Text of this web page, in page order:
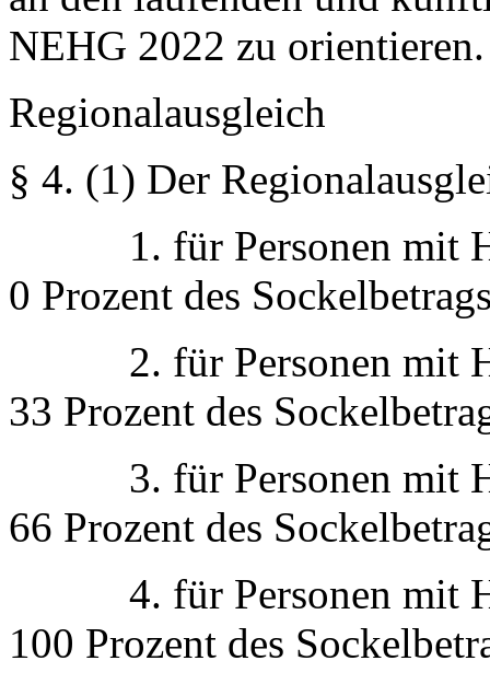
NEHG 2022 zu orientieren.
Regionalausgleich
§ 4. (1) Der
1. für Personen mit
0 Prozent des
2. für Personen mit
33 Prozent des
3. für Personen mit
66 Prozent des
4. für Personen mit
100 Prozent des